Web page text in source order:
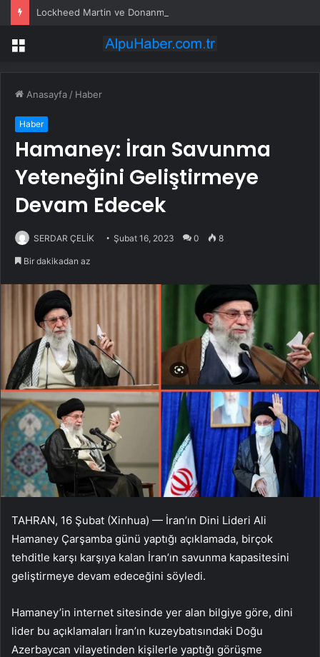
Menü
Anasayfa / Haber
Haber
Hamaney: İran Savunma
Yeteneğini Geliştirmeye
Devam Edecek
SERDAR ÇELİK Şubat 16, 2023 0 8
Bir dakikadan az
TAHRAN, 16 Şubat (Xinhua) — İran’ın Dini Lideri Ali
Hamaney Çarşamba günü yaptığı açıklamada, birçok
tehditle karşı karşıya kalan İran’ın savunma kapasitesini
geliştirmeye devam edeceğini söyledi.
Hamaney’in internet sitesinde yer alan bilgiye göre, dini
lider bu açıklamaları İran’ın kuzeybatısındaki Doğu
Azerbaycan vilayetinden kişilerle yaptığı görüşme